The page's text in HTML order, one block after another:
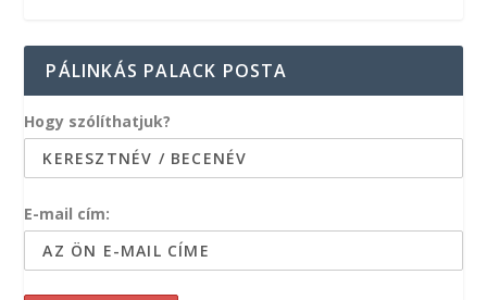
PÁLINKÁS PALACK POSTA
Hogy szólíthatjuk?
E-mail cím: